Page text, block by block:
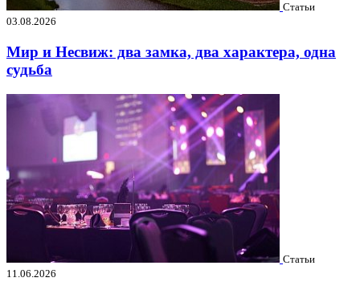
Статьи
03.08.2026
Мир и Несвиж: два замка, два характера, одна
судьба
Статьи
11.06.2026